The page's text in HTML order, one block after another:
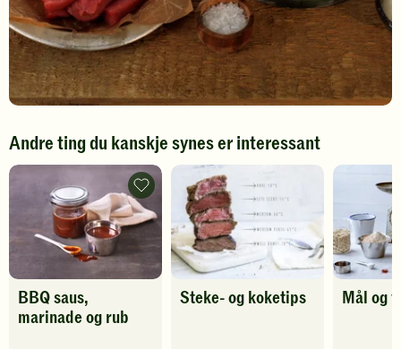
Andre ting du kanskje synes er interessant
BBQ saus,
marinade og rub
BBQ-
sauser,
marinader
og
rub
-
legg
til
favoritterSteke- og koketips Mål og